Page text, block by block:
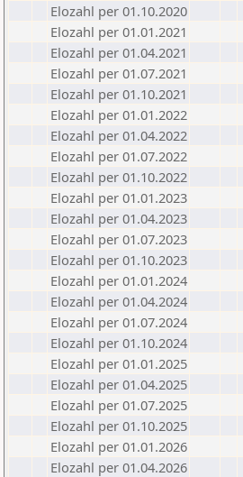
Elozahl per 01.10.2020
Elozahl per 01.01.2021
Elozahl per 01.04.2021
Elozahl per 01.07.2021
Elozahl per 01.10.2021
Elozahl per 01.01.2022
Elozahl per 01.04.2022
Elozahl per 01.07.2022
Elozahl per 01.10.2022
Elozahl per 01.01.2023
Elozahl per 01.04.2023
Elozahl per 01.07.2023
Elozahl per 01.10.2023
Elozahl per 01.01.2024
Elozahl per 01.04.2024
Elozahl per 01.07.2024
Elozahl per 01.10.2024
Elozahl per 01.01.2025
Elozahl per 01.04.2025
Elozahl per 01.07.2025
Elozahl per 01.10.2025
Elozahl per 01.01.2026
Elozahl per 01.04.2026